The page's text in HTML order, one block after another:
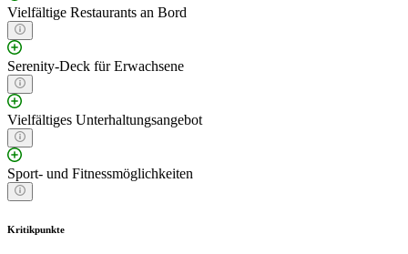
Vielfältige Restaurants an Bord
Serenity-Deck für Erwachsene
Vielfältiges Unterhaltungsangebot
Sport- und Fitnessmöglichkeiten
Kritikpunkte